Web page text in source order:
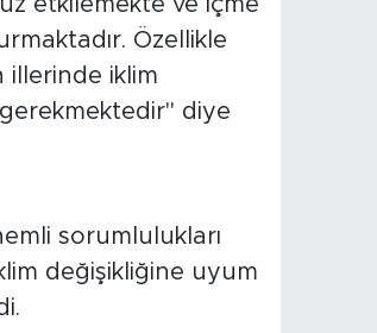
Özellikle
illerinde iklim
gerekmektedir" diye
sorumlulukları
değişikliğine uyum